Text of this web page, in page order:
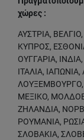
χώρες :
ΑΥΣΤΡΙΑ,
ΚΥΠΡΟΣ,
ΟΥΓΓΑΡΙΑ,
ΙΤΑΛΙΑ,
ΛΟΥΞΕΜΒΟΥΡΓΟ,
ΜΕΞΙΚΟ,
ΖΗΛΑΝΔΙΑ,
ΡΟΥΜΑΝΙΑ,
ΣΛΟΒΑΚΙΑ,